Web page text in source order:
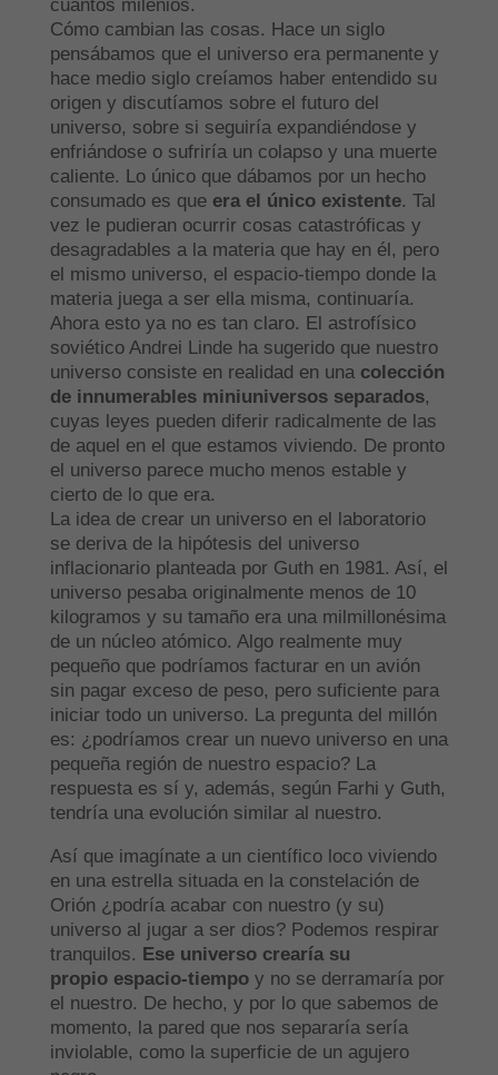
cuantos milenios.
Cómo cambian las cosas. Hace un siglo
pensábamos que el universo era permanente y
hace medio siglo creíamos haber entendido su
origen y discutíamos sobre el futuro del
universo, sobre si seguiría expandiéndose y
enfriándose o sufriría un colapso y una muerte
caliente. Lo único que dábamos por un hecho
consumado es que era el único existente. Tal
vez le pudieran ocurrir cosas catastróficas y
desagradables a la materia que hay en él, pero
el mismo universo, el espacio-tiempo donde la
materia juega a ser ella misma, continuaría.
Ahora esto ya no es tan claro. El astrofísico
soviético Andrei Linde ha sugerido que nuestro
universo consiste en realidad en una colección
de innumerables miniuniversos separados,
cuyas leyes pueden diferir radicalmente de las
de aquel en el que estamos viviendo. De pronto
el universo parece mucho menos estable y
cierto de lo que era.
La idea de crear un universo en el laboratorio
se deriva de la hipótesis del universo
inflacionario planteada por Guth en 1981. Así, el
universo pesaba originalmente menos de 10
kilogramos y su tamaño era una milmillonésima
de un núcleo atómico. Algo realmente muy
pequeño que podríamos facturar en un avión
sin pagar exceso de peso, pero suficiente para
iniciar todo un universo. La pregunta del millón
es: ¿podríamos crear un nuevo universo en una
pequeña región de nuestro espacio? La
respuesta es sí y, además, según Farhi y Guth,
tendría una evolución similar al nuestro.
Así que imagínate a un científico loco viviendo
en una estrella situada en la constelación de
Orión ¿podría acabar con nuestro (y su)
universo al jugar a ser dios? Podemos respirar
tranquilos. Ese universo crearía su
propio espacio-tiempoy no se derramaría por
el nuestro. De hecho, y por lo que sabemos de
momento, la pared que nos separaría sería
inviolable, como la superficie de un agujero